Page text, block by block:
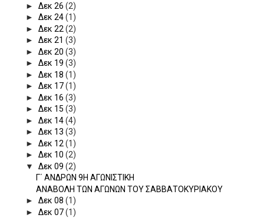
► Δεκ 26 (2)
► Δεκ 24(1)
► Δεκ 22 (2)
► Δεκ 21 (3)
► Δεκ 20 (3)
► Δεκ 19 (3)
► Δεκ 18 (1)
► Δεκ 17(1)
► Δεκ 16 (3)
► Δεκ 15 (3)
► Δεκ 14(4)
► Δεκ 13 (3)
► Δεκ 12 (1)
► Δεκ 10 (2)
▼ Δεκ 09 (2)
Γ΄ ΑΝΔΡΩΝ 9Η ΑΓΩΝΙΣΤΙΚΗ
ΑΝΑΒΟΛΗ ΤΩΝ ΑΓΩΝΩΝ ΤΟΥ ΣΑΒΒΑΤΟΚΥΡΙΑΚΟΥ
► Δεκ 08 (1)
► Δεκ 07(1)